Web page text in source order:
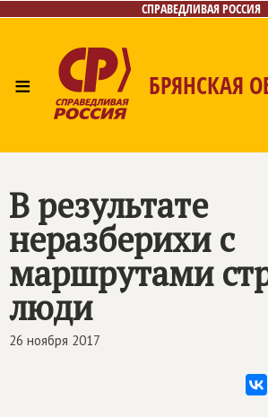
СПРАВЕДЛИВАЯ РОССИЯ
≡ БРЯНСКАЯ
В результате
неразберихи с
маршрутами
люди
26 ноября 2017